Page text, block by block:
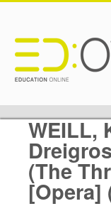
WEILL,
(The
[Opera]